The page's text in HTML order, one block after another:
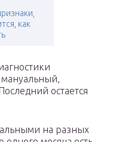
как
остается
на разных